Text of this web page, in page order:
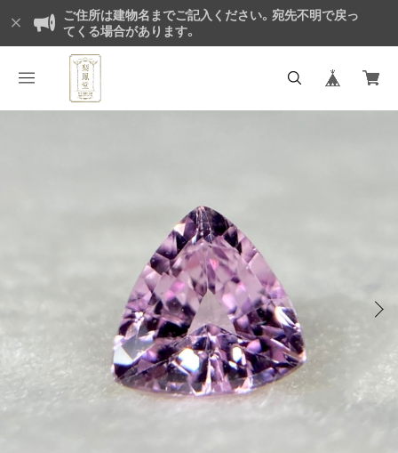
ご住所は建物名までご記入ください。宛先不明で戻っ
てくる場合があります。